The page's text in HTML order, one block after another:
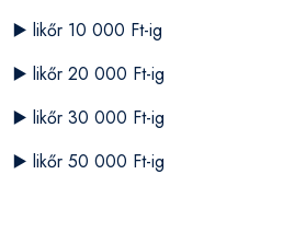
▶️ likőr 10 000 Ft-ig
▶️ likőr 20 000 Ft-ig
▶️ likőr 30 000 Ft-ig
▶️ likőr 50 000 Ft-ig